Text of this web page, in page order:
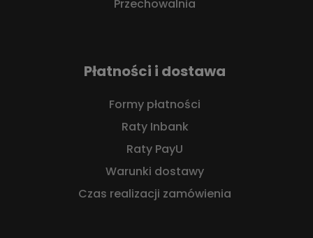
Przechowalnia
Płatności i dostawa
Formy płatności
Raty Inbank
Raty PayU
Warunki dostawy
Czas realizacji zamówienia